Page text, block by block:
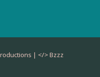
| </>Bzzz